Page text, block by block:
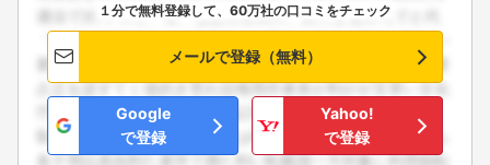
１分で無料登録して、60万社の口コミをチェック
メールで登録（無料）
Google
で登録
Yahoo!
で登録